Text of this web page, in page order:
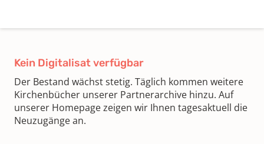
Kein Digitalisat verfügbar
Der Bestand wächst stetig. Täglich kommen weitere
Kirchenbücher unserer Partnerarchive hinzu. Auf
unserer Homepage zeigen wir Ihnen tagesaktuell die
Neuzugänge an.